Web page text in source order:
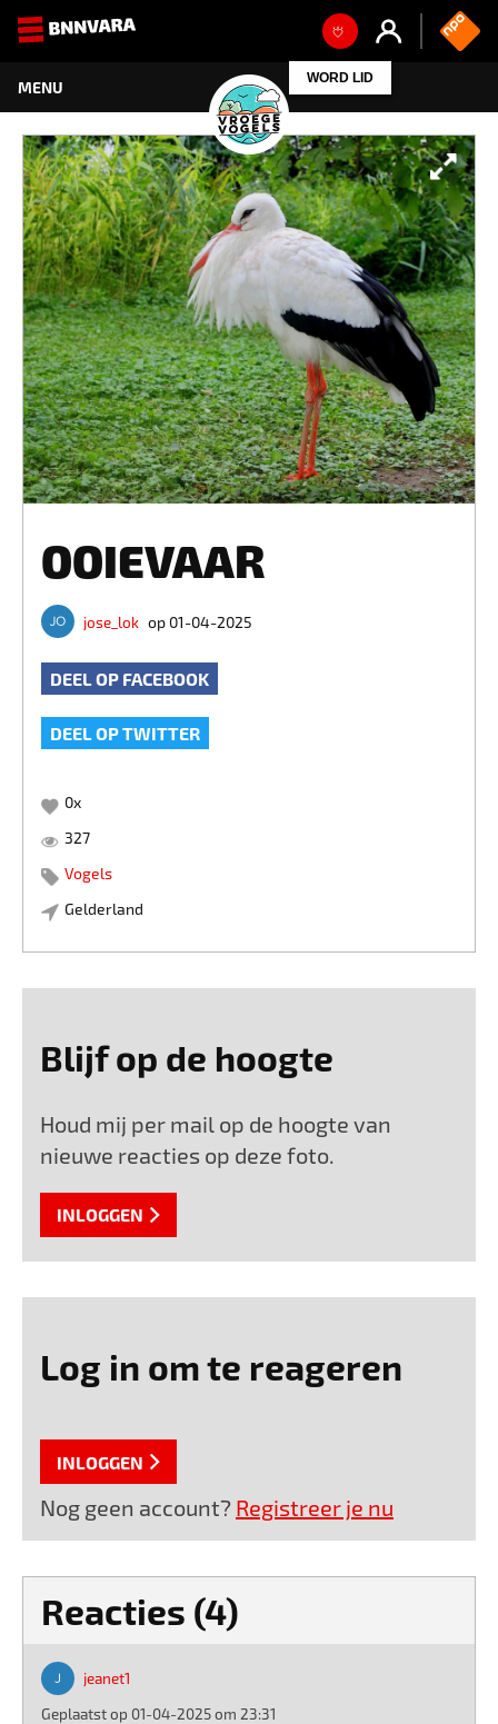
WORD LID
OOIEVAAR
jose_lok op 01-04-2025
DEEL OP FACEBOOK
DEEL OP TWITTER
0x
327
Vogels
Gelderland
Blijf op de hoogte
Houd mij per mail op de hoogte van
nieuwe reacties op deze foto.
INLOGGEN
Log in om te reageren
INLOGGEN
Nog geen account? Registreer je nu
Reacties (4)
jeanet1
Geplaatst op 01-04-2025 om 23:31